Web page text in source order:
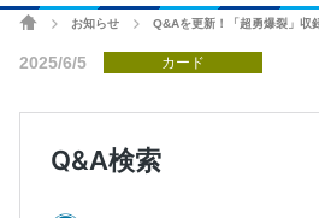
ホームお知らせ Q&Aを更新！「超勇爆裂」収
2025/6/5 カード